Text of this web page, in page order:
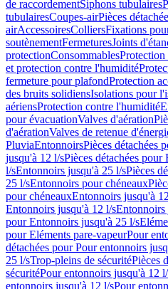
de raccordementSiphons tubulaires
tubulairesCoupes-airPièces
airAccessoiresColliersFixations
soutènementFermeturesJoints
protectionConsommablesProtection
et protection contre l'humidité
fermeture pour plafondProtection
des bruits solidiensIsolations pour
aériensProtection contre l'humidité
pour évacuationValves d'aération
d'aérationValves de retenue
PluviaEntonnoirsPièces détachées
jusqu'à 12 l/sPièces détachées
l/sEntonnoirs jusqu'à 25 l/sPièces
25 l/sEntonnoirs pour chéneaux
pour chéneauxEntonnoirs jusqu'à
Entonnoirs jusqu'à 12 l/sEntonnoirs
pour Entonnoirs jusqu'à 25 l/s
pour Eléments pare-vapeurPour
détachées pour Pour entonnoirs
25 l/sTrop-pleins de sécuritéPièces
sécuritéPour entonnoirs jusqu'à 12
entonnoirs jusqu'à 12 l/sPour